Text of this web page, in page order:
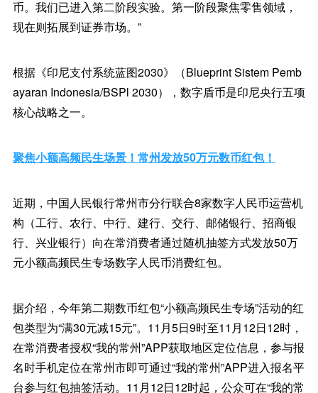
币。我们已进入第二阶段实验。第一阶段聚焦零售领域，
现在则拓展到证券市场。”
根据《印尼支付系统蓝图2030》（Blueprint Sistem Pemb
ayaran Indonesia/BSPl 2030），数字盾币是印尼央行五项
核心战略之一。
聚焦小额高频民生场景！常州发放50万元数币红包！
近期，中国人民银行常州市分行联合8家数字人民币运营机
构（工行、农行、中行、建行、交行、邮储银行、招商银
行、兴业银行）向在常消费者通过随机抽签方式发放50万
元小额高频民生专场数字人民币消费红包。
据介绍，今年第二期数币红包“小额高频民生专场”活动的红
包类型为“满30元减15元”。11月5日9时至11月12日12时，
在常消费者授权“我的常州”APP获取地区定位信息，参与报
名时手机定位在常州市即可通过“我的常州”APP进入报名平
台参与红包抽签活动。11月12日12时起，公众可在“我的常